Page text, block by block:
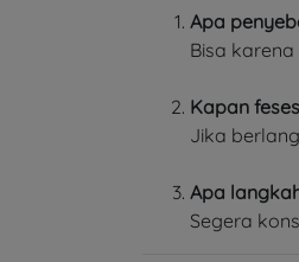
Apa
Bisa
Kapan
Jika
Apa
Segera